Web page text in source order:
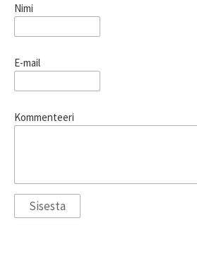
Nimi
E-mail
Kommenteeri